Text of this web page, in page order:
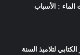
الماء : الأسباب –
لتلاميذ السنة